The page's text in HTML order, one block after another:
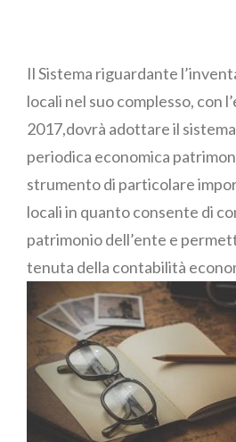
Il Sistema riguardante
locali nel suo complesso, con
2017,dovrà adottare il
periodica economica
strumento di particolare
locali in quanto consente di
patrimonio dell’ente e
tenuta della contabilità